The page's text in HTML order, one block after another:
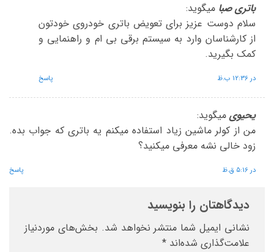
باتری صبا میگوید:
سلام دوست عزیز برای تعویض باتری خودروی خودتون
از کارشناسان وارد به سیستم برقی بی ام و راهنمایی و
کمک بگیرید.
در 12:36 ب.ظ پاسخ
یحیوی میگوید:
من از کولر ماشین زیاد استفاده میکنم یه باتری که جواب بده.
زود خالی نشه معرفی میکنید؟
در 5:16 ق.ظ پاسخ
دیدگاهتان را بنویسید
نشانی ایمیل شما منتشر نخواهد شد. بخش‌های موردنیاز
علامت‌گذاری شده‌اند *